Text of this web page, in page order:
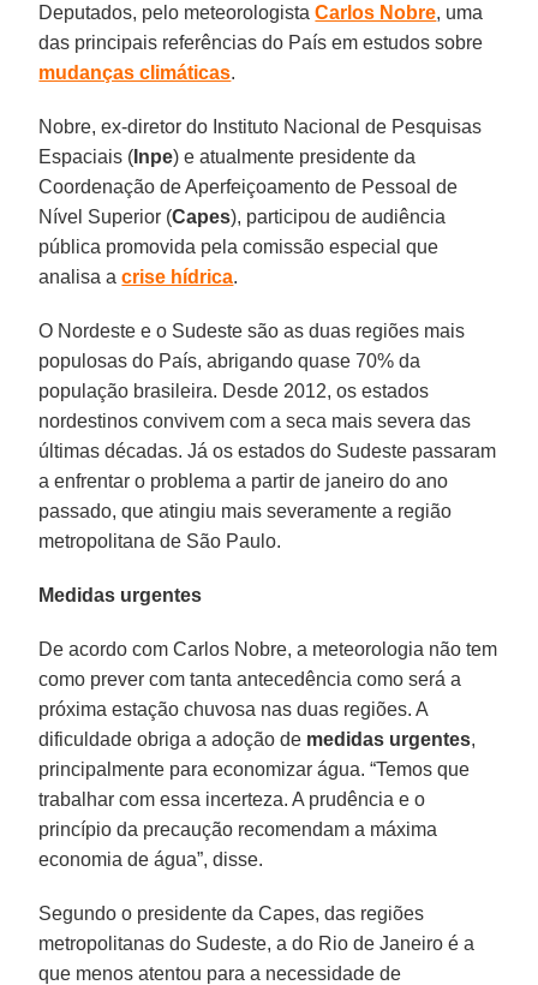
Deputados, pelo meteorologistaCarlos Nobre, uma
das principais referências do País em estudos sobre
mudanças climáticas.
Nobre, ex-diretor do Instituto Nacional de Pesquisas
Espaciais ( Inpe) e atualmente presidente da
Coordenação de Aperfeiçoamento de Pessoal de
Nível Superior (Capes), participou de audiência
pública promovida pela comissão especial que
analisa acrise hídrica.
O Nordeste e o Sudeste são as duas regiões mais
populosas do País, abrigando quase 70% da
população brasileira. Desde 2012, os estados
nordestinos convivem com a seca mais severa das
últimas décadas. Já os estados do Sudeste passaram
a enfrentar o problema a partir de janeiro do ano
passado, que atingiu mais severamente a região
metropolitana de São Paulo.
Medidas urgentes
De acordo com Carlos Nobre, a meteorologia não tem
como prever com tanta antecedência como será a
próxima estação chuvosa nas duas regiões. A
dificuldade obriga a adoção de medidas urgentes,
principalmente para economizar água. “Temos que
trabalhar com essa incerteza. A prudência e o
princípio da precaução recomendam a máxima
economia de água”, disse.
Segundo o presidente da Capes, das regiões
metropolitanas do Sudeste, a do Rio de Janeiro é a
que menos atentou para a necessidade de